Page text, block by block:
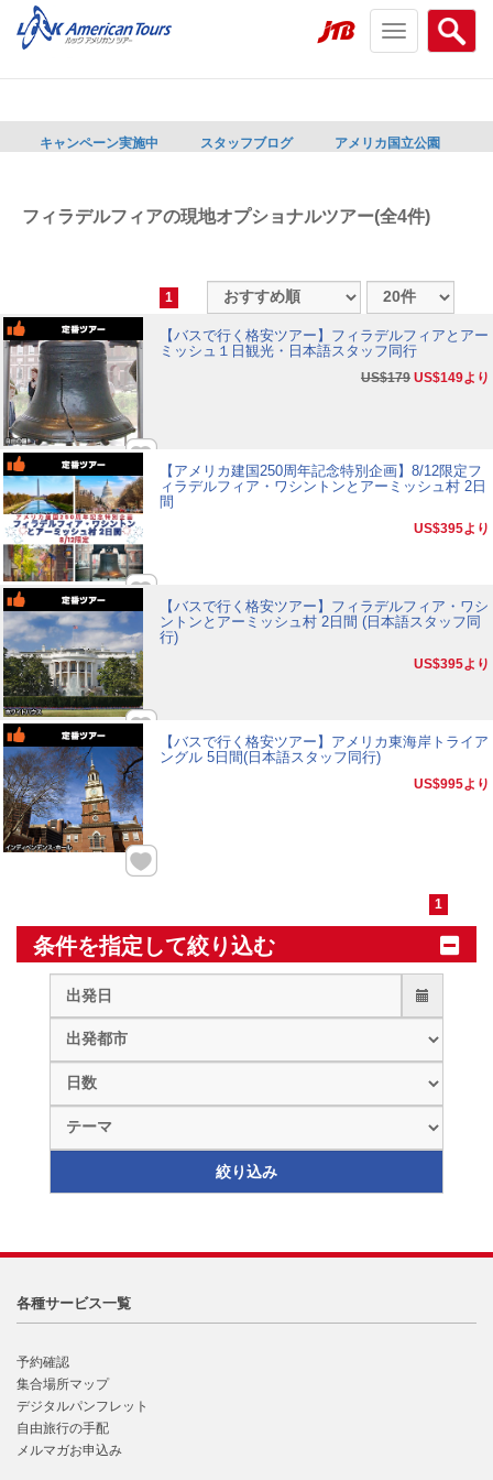
Search
menu
Toggle
navigation
キャンペーン実施中 スタッフブログ アメリカ国立公園
フィラデルフィアの現地オプショナルツアー(全4件)
1
【バスで行く格安ツアー】フィラデルフィアとアー
ミッシュ１日観光・日本語スタッフ同行
US$179US$149より
【アメリカ建国250周年記念特別企画】8/12限定フ
ィラデルフィア・ワシントンとアーミッシュ村 2日
間
US$395より
【バスで行く格安ツアー】フィラデルフィア・ワシ
ントンとアーミッシュ村 2日間 (日本語スタッフ同
行)
US$395より
【バスで行く格安ツアー】アメリカ東海岸トライア
ングル 5日間(日本語スタッフ同行)
US$995より
1
条件を指定して絞り込む
各種サービス一覧
予約確認
集合場所マップ
デジタルパンフレット
自由旅行の手配
メルマガお申込み